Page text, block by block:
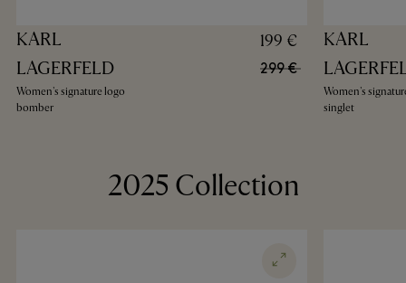
KARL
LAGERFELD
Women's signature logo
bomber
199 €
299 €
KARL
Women's
singlet
2025 Collection